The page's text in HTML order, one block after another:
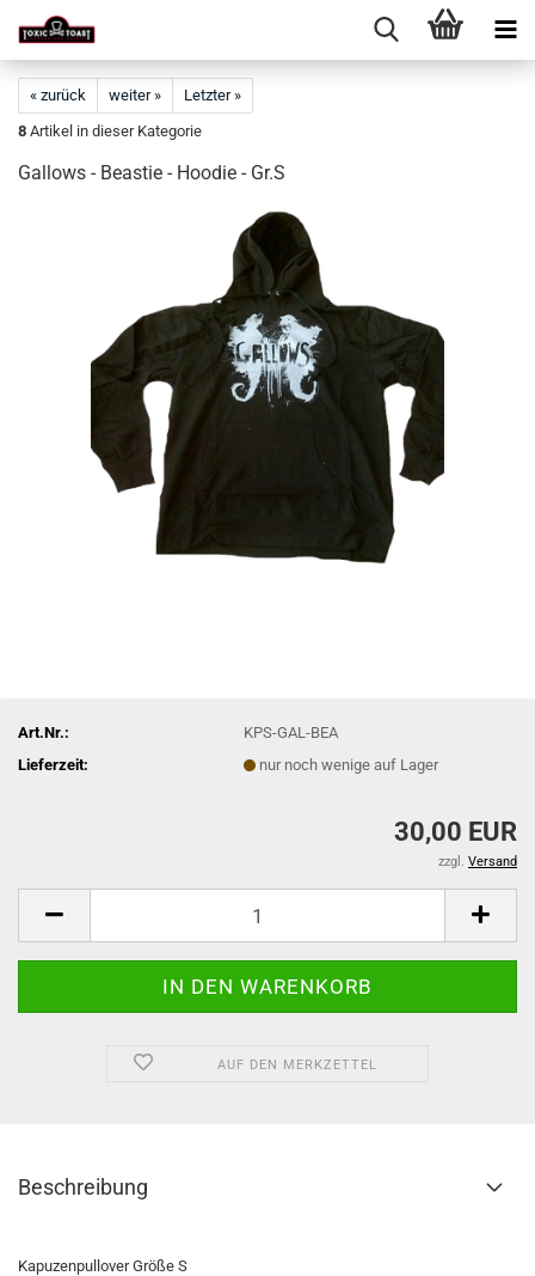
« zurück weiter »
Letzter »
8 Artikel in dieser Kategorie
Gallows - Beastie - Hoodie - Gr.S
Art.Nr.:
KPS-GAL-BEA
Lieferzeit:
nur noch wenige auf Lager
30,00 EUR
zzgl. Versand
AUF DEN MERKZETTEL
Beschreibung
Kapuzenpullover Größe S